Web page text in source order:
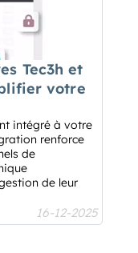
Tec3h et
votre
intégré à votre
renforce
de
de leur
16-12-2025